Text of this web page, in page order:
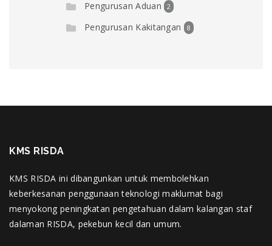
Pengurusan Aduan 2
Pengurusan Kakitangan 8
KMS RISDA
KMS RISDA ini dibangunkan untuk membolehkan
keberkesanan penggunaan teknologi maklumat bagi
menyokong peningkatan pengetahuan dalam kalangan staf
dalaman RISDA, pekebun kecil dan umum.